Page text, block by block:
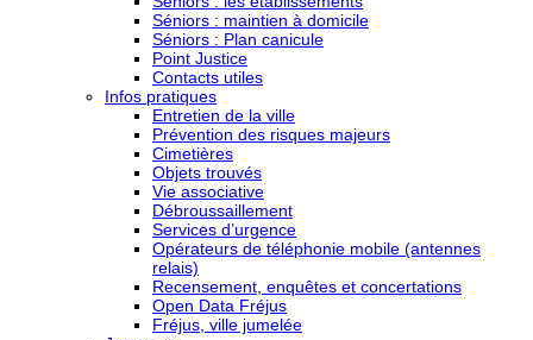
Séniors : maintien à domicile
Séniors : Plan canicule
Point Justice
Contacts utiles
Infos pratiques
Entretien de la ville
Prévention des risques majeurs
Cimetières
Objets trouvés
Vie associative
Débroussaillement
Services d’urgence
Opérateurs de téléphonie mobile (antennes
relais)
Recensement, enquêtes et concertations
Open Data Fréjus
Fréjus, ville jumelée